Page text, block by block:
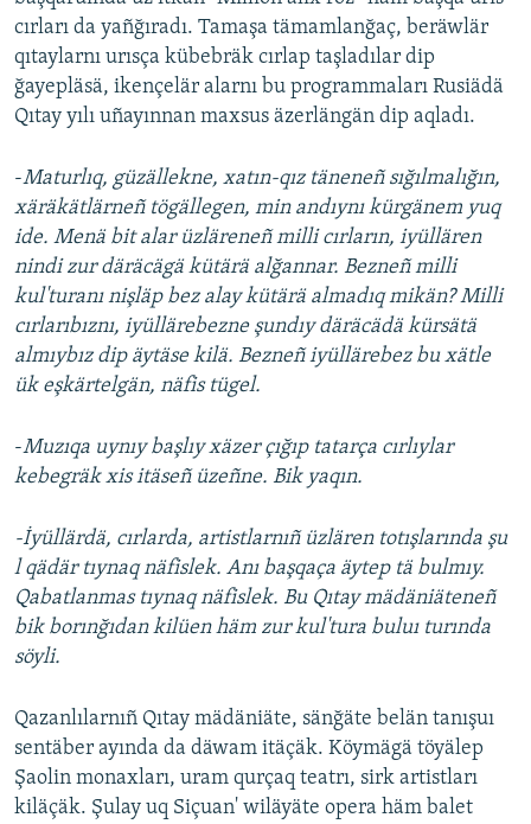
cırları da yañğıradı. Tamaşa tämamlanğaç, beräwlär
qıtaylarnı urısça kübebräk cırlap taşladılar dip
ğayepläsä, ikençelär alarnı bu programmaları Rusiädä
Qıtay yılı uñayınnan maxsus äzerlängän dip aqladı.
-Maturlıq, güzällekne, xatın-qız täneneñ sığılmalığın,
xäräkätlärneñ tögällegen, min andıynı kürgänem yuq
ide. Menä bit alar üzläreneñ milli cırların, iyüllären
nindi zur däräcägä kütärä alğannar. Bezneñ milli
kul'turanı nişläp bez alay kütärä almadıq mikän? Milli
cırlarıbıznı, iyüllärebezne şundıy däräcädä kürsätä
almıybız dip äytäse kilä. Bezneñ iyüllärebez bu xätle
ük eşkärtelgän, näfis tügel.
-Muzıqa uynıy başlıy xäzer çığıp tatarça cırlıylar
kebegräk xis itäseñ üzeñne. Bik yaqın.
-İyüllärdä, cırlarda, artistlarnıñ üzlären totışlarında şu
l qädär tıynaq näfislek. Anı başqaça äytep tä bulmıy.
Qabatlanmas tıynaq näfislek. Bu Qıtay mädäniäteneñ
bik borınğıdan kilüen häm zur kul'tura buluı turında
söyli.
Qazanlılarnıñ Qıtay mädäniäte, sänğäte belän tanışuı
sentäber ayında da däwam itäçäk. Köymägä töyälep
Şaolin monaxları, uram qurçaq teatrı, sirk artistları
kiläçäk. Şulay uq Siçuan' wiläyäte opera häm balet